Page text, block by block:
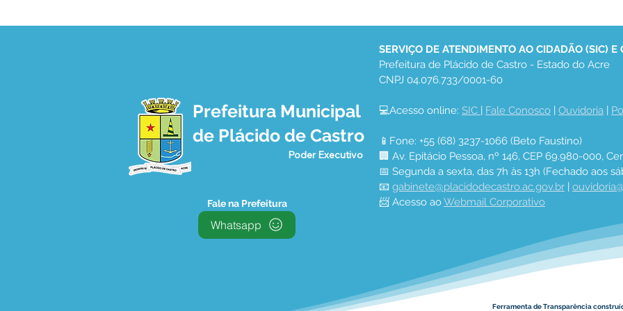
Plácido de Castro, um
verdadeiro canteiro de
Obras
APROVEITA O VERÃO E
AVANÇA NA CORREÇÃO E
DESOBSTRUÇÃO DE
BUEIROS
Prefeitura Municipal
de Plácido de Castro
Poder Executivo
Fale na Prefeitura
Whatsapp
SERVIÇO DE ATENDIMENTO AO CIDADÃO (SIC) E
Prefeitura de Plácido de Castro - Estado do Acre
CNPJ 04.076.733/0001-60
💻Acesso online: SIC | Fale Conosco | Ouvidoria |
📱Fone: +55 (68) 3237-1066 (Beto Faustino)
🏢 Av. Epitácio Pessoa, nº 146, CEP 69.980-000,
📅 Segunda a sexta, das 7h às 13h (Fechado aos
📧 gabinete@placidodecastro.ac.gov.br |
📨 Acesso ao Webmail Corporativo
Ferramenta de Transparência